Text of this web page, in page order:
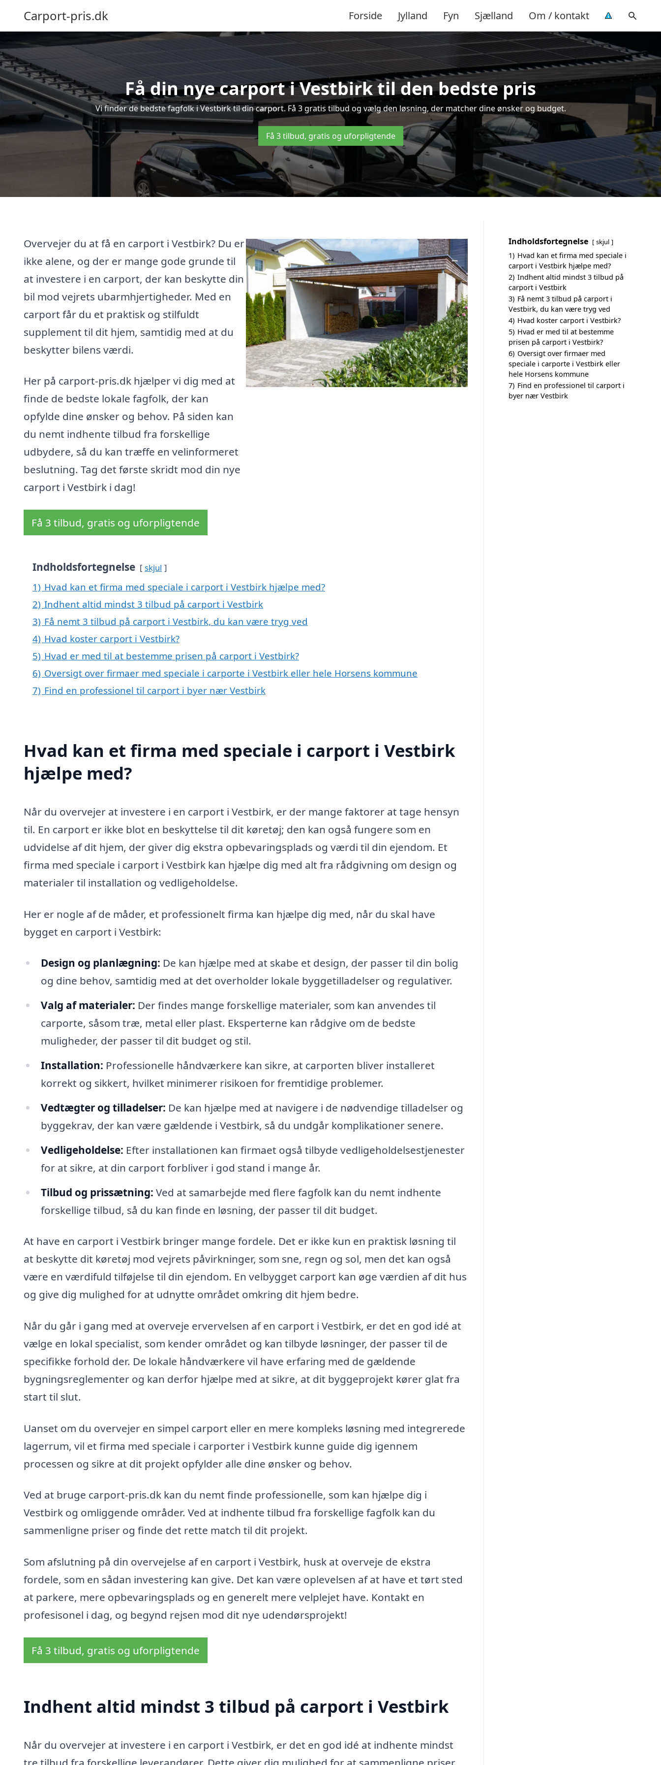
Carport-pris.dk Forside Jylland Fyn Sjælland Om / kontakt
Få din nye carport i Vestbirk til den bedste pris
Vi finder de bedste fagfolk i Vestbirk til din carport. Få 3 gratis tilbud og vælg den løsning, der matcher dine ønsker og budget.
Få 3 tilbud, gratis og uforpligtende
Overvejer du at få en carport i Vestbirk? Du er
ikke alene, og der er mange gode grunde til
at investere i en carport, der kan beskytte din
bil mod vejrets ubarmhjertigheder. Med en
carport får du et praktisk og stilfuldt
supplement til dit hjem, samtidig med at du
beskytter bilens værdi.
Her på carport-pris.dk hjælper vi dig med at
finde de bedste lokale fagfolk, der kan
opfylde dine ønsker og behov. På siden kan
du nemt indhente tilbud fra forskellige
udbydere, så du kan træffe en velinformeret
beslutning. Tag det første skridt mod din nye
carport i Vestbirk i dag!
Få 3 tilbud, gratis og uforpligtende
Indholdsfortegnelse skjul
1) Hvad kan et firma med speciale i carport i Vestbirk hjælpe med?
2) Indhent altid mindst 3 tilbud på carport i Vestbirk
3) Få nemt 3 tilbud på carport i Vestbirk, du kan være tryg ved
4) Hvad koster carport i Vestbirk?
5) Hvad er med til at bestemme prisen på carport i Vestbirk?
6) Oversigt over firmaer med speciale i carporte i Vestbirk eller hele Horsens kommune
7) Find en professionel til carport i byer nær Vestbirk
Hvad kan et firma med speciale i carport i Vestbirk
hjælpe med?
Når du overvejer at investere i en carport i Vestbirk, er der mange faktorer at tage hensyn
til. En carport er ikke blot en beskyttelse til dit køretøj; den kan også fungere som en
udvidelse af dit hjem, der giver dig ekstra opbevaringsplads og værdi til din ejendom. Et
firma med speciale i carport i Vestbirk kan hjælpe dig med alt fra rådgivning om design og
materialer til installation og vedligeholdelse.
Her er nogle af de måder, et professionelt firma kan hjælpe dig med, når du skal have
bygget en carport i Vestbirk:
Design og planlægning: De kan hjælpe med at skabe et design, der passer til din bolig
og dine behov, samtidig med at det overholder lokale byggetilladelser og regulativer.
Valg af materialer: Der findes mange forskellige materialer, som kan anvendes til
carporte, såsom træ, metal eller plast. Eksperterne kan rådgive om de bedste
muligheder, der passer til dit budget og stil.
Installation: Professionelle håndværkere kan sikre, at carporten bliver installeret
korrekt og sikkert, hvilket minimerer risikoen for fremtidige problemer.
Vedtægter og tilladelser: De kan hjælpe med at navigere i de nødvendige tilladelser og
byggekrav, der kan være gældende i Vestbirk, så du undgår komplikationer senere.
Vedligeholdelse: Efter installationen kan firmaet også tilbyde vedligeholdelsestjenester
for at sikre, at din carport forbliver i god stand i mange år.
Tilbud og prissætning: Ved at samarbejde med flere fagfolk kan du nemt indhente
forskellige tilbud, så du kan finde en løsning, der passer til dit budget.
At have en carport i Vestbirk bringer mange fordele. Det er ikke kun en praktisk løsning til
at beskytte dit køretøj mod vejrets påvirkninger, som sne, regn og sol, men det kan også
være en værdifuld tilføjelse til din ejendom. En velbygget carport kan øge værdien af dit hus
og give dig mulighed for at udnytte området omkring dit hjem bedre.
Når du går i gang med at overveje ervervelsen af en carport i Vestbirk, er det en god idé at
vælge en lokal specialist, som kender området og kan tilbyde løsninger, der passer til de
specifikke forhold der. De lokale håndværkere vil have erfaring med de gældende
bygningsreglementer og kan derfor hjælpe med at sikre, at dit byggeprojekt kører glat fra
start til slut.
Uanset om du overvejer en simpel carport eller en mere kompleks løsning med integrerede
lagerrum, vil et firma med speciale i carporter i Vestbirk kunne guide dig igennem
processen og sikre at dit projekt opfylder alle dine ønsker og behov.
Ved at bruge carport-pris.dk kan du nemt finde professionelle, som kan hjælpe dig i
Vestbirk og omliggende områder. Ved at indhente tilbud fra forskellige fagfolk kan du
sammenligne priser og finde det rette match til dit projekt.
Som afslutning på din overvejelse af en carport i Vestbirk, husk at overveje de ekstra
fordele, som en sådan investering kan give. Det kan være oplevelsen af at have et tørt sted
at parkere, mere opbevaringsplads og en generelt mere velplejet have. Kontakt en
profesisonel i dag, og begynd rejsen mod dit nye udendørsprojekt!
Få 3 tilbud, gratis og uforpligtende
Indhent altid mindst 3 tilbud på carport i Vestbirk
Når du overvejer at investere i en carport i Vestbirk, er det en god idé at indhente mindst
Indholdsfortegnelse skjul
1) Hvad kan et firma med speciale i
carport i Vestbirk hjælpe med?
2) Indhent altid mindst 3 tilbud på
carport i Vestbirk
3) Få nemt 3 tilbud på carport i
Vestbirk, du kan være tryg ved
4) Hvad koster carport i Vestbirk?
5) Hvad er med til at bestemme
prisen på carport i Vestbirk?
6) Oversigt over firmaer med
speciale i carporte i Vestbirk eller
hele Horsens kommune
7) Find en professionel til carport i
byer nær Vestbirk